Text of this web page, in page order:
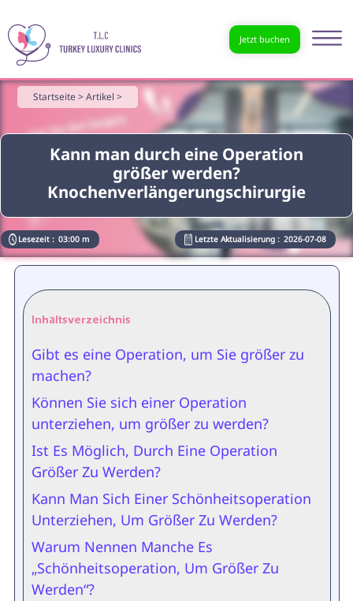
Jetzt buchen
Kann man durch eine Operation
größer werden?
Knochenverlängerungschirurgie
Startseite >Artikel >
Lesezeit : 03:00 m Letzte Aktualisierung : 2026-07-08
Inhaltsverzeichnis
Gibt es eine Operation, um Sie größer zu
machen?
Können Sie sich einer Operation
unterziehen, um größer zu werden?
Ist Es Möglich, Durch Eine Operation
Größer Zu Werden?
Kann Man Sich Einer Schönheitsoperation
Unterziehen, Um Größer Zu Werden?
Warum Nennen Manche Es
„Schönheitsoperation, Um Größer Zu
Werden“?